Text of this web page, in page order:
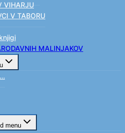
VIHARJU
V TABORU
MALINJAKOV
menu